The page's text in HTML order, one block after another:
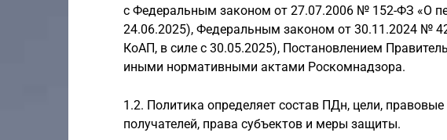
с Федеральным законом от 27.07.2006 № 152-ФЗ «О
24.06.2025), Федеральным законом от 30.11.2024 №
КоАП, в силе с 30.05.2025), Постановлением
иными нормативными актами Роскомнадзора.
1.2. Политика определяет состав ПДн, цели,
получателей, права субъектов и меры защиты.